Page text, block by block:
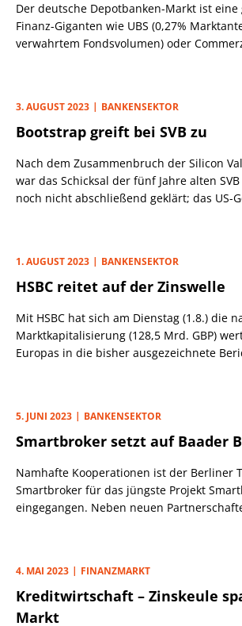
Der deutsche Depotbanken-Markt ist eine
Finanz-Giganten wie UBS (0,27%
verwahrtem Fondsvolumen) oder
3. AUGUST 2023 BANKENSEKTOR
Bootstrap greift bei SVB zu
Nach dem Zusammenbruch der Silicon
war das Schicksal der fünf Jahre alten
noch nicht abschließend geklärt; das US-
den Tisch.
1. AUGUST 2023 BANKENSEKTOR
HSBC reitet auf der Zinswelle
Mit HSBC hat sich am Dienstag (1.8.) die
Marktkapitalisierung (128,5 Mrd. GBP)
Europas in die bisher ausgezeichnete
5. JUNI 2023 BANKENSEKTOR
Smartbroker setzt auf Baader
Namhafte Kooperationen ist der Berliner
Smartbroker für das jüngste Projekt
eingegangen. Neben neuen
der Baader Bank übernommen. Damit
Vertrag mit BNP Paribas innerhalb einer
Übergangszeit aus.
4. MAI 2023 FINANZMARKT
Kreditwirtschaft – Zinskeule
Markt